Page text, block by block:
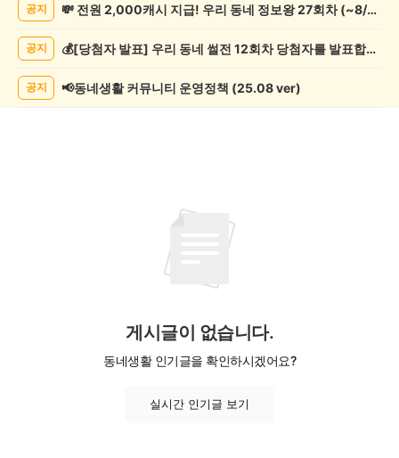
목
공지 💸 전원 2,000캐시 지급! 우리 동네 정보왕 27회차 (~8/10)
공지 💰[당첨자 발표] 우리 동네 썰전 12회차 당첨자를 발표합니다!
공지 📢동네생활 커뮤니티 운영정책 (25.08 ver)
게시글이 없습니다.
동네생활 인기글을 확인하시겠어요?
실시간 인기글 보기